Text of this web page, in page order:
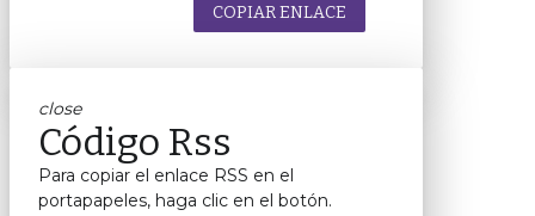
COPIAR ENLACE
close
Código Rss
Para copiar el enlace RSS en el
portapapeles, haga clic en el botón.